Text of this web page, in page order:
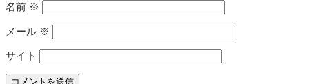
名前 ※
メール ※
サイト